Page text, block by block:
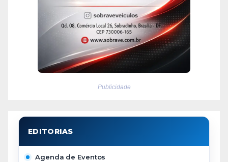
Publicidade
Agenda de Eventos